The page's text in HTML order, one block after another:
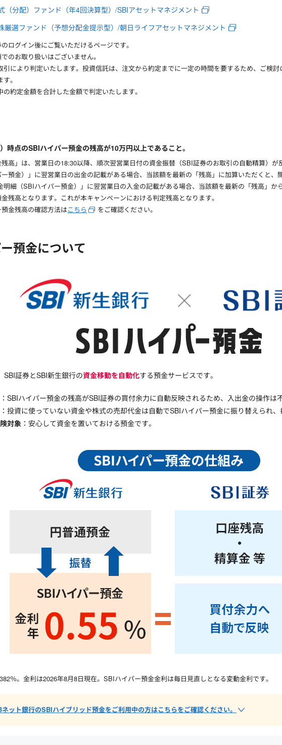
（分配）ファンド（年4回決算型）/SBIアセットマネジメント
選ファンド（予想分配金提示型）/朝日ライフアセットマネジメント
ログイン後にご覧いただけるページです。
のお取り扱いはございません。
引により判定いたします。投資信託は、注文から約定までに一定の時間を要するため、ご検
。
約定金額を合計した金額で判定いたします。
時点のSBIハイパー預金の残高が10万円以上であること。
残高」は、営業日の18:30以降、順次翌営業日付の資金振替（SBI証券のお取引の自動精算）
預金）」に翌営業日の出金の記載がある場合、当該額を最新の「残高」に加算いただくと
明細（SBIハイパー預金）」に翌営業日の入金の記載がある場合、当該額を最新の「残高」か
残高となります。これが本キャンペーンにおける判定残高となります。
金残高の確認方法はこちら をご確認ください。
預金について
SBI証券とSBI新生銀行の資金移動を自動化する預金サービスです。
：SBIハイパー預金の残高がSBI証券の買付余力に自動反映されるため、入出金の操作は
：投資に使っていない資金や株式の売却代金は自動でSBIハイパー預金に振り替えられ
対象 ：安心して資金を置いておける預金です。
％。金利は2026年8月8日現在。SBIハイパー預金金利は毎日見直しとなる変動金利です。
ネット銀行のSBIハイブリッド預金をご利用中の方はこちらをご確認ください。